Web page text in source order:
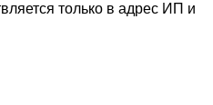
только в адрес ИП и